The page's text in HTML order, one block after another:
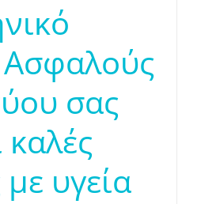
σας
καλές
με υγεία